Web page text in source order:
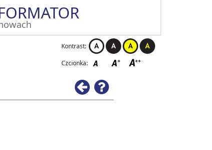
Kontrast:
Czcionka:
Wstecz
Pomoc